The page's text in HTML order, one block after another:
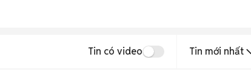
Tin có video Tin mới nhất